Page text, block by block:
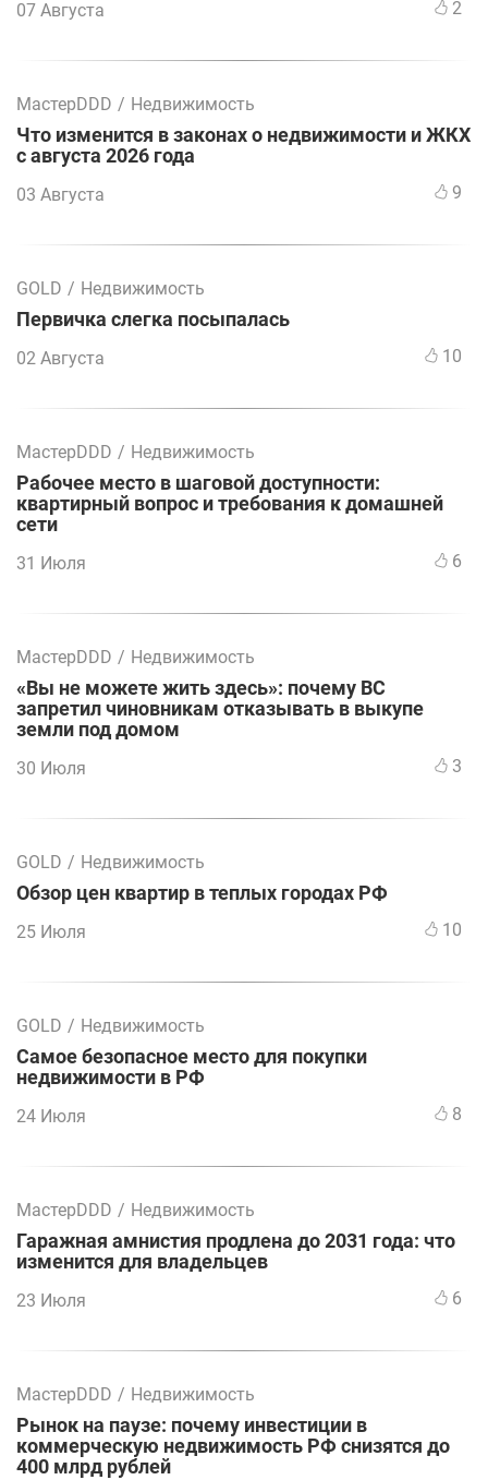
07 Августа 2
МастерDDD / Недвижимость
Что изменится в законах о недвижимости и ЖКХ
с августа 2026 года
03 Августа 9
GOLD / Недвижимость
Первичка слегка посыпалась
02 Августа 10
МастерDDD / Недвижимость
Рабочее место в шаговой доступности:
квартирный вопрос и требования к домашней
сети
31 Июля 6
МастерDDD / Недвижимость
«Вы не можете жить здесь»: почему ВС
запретил чиновникам отказывать в выкупе
земли под домом
30 Июля 3
GOLD / Недвижимость
Обзор цен квартир в теплых городах РФ
25 Июля 10
GOLD / Недвижимость
Самое безопасное место для покупки
недвижимости в РФ
24 Июля 8
МастерDDD / Недвижимость
Гаражная амнистия продлена до 2031 года: что
изменится для владельцев
23 Июля 6
МастерDDD / Недвижимость
Рынок на паузе: почему инвестиции в
коммерческую недвижимость РФ снизятся до
400 млрд рублей